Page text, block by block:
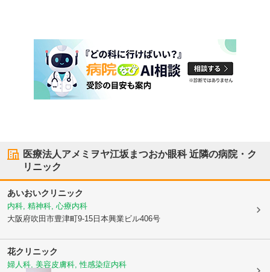
医療法人アメミヲヤ江坂まつおか眼科近隣の病院・ク
リニック
あいおいクリニック
内科, 精神科, 心療内科
大阪府吹田市豊津町9-15日本興業ビル406号
花クリニック
婦人科, 美容皮膚科, 性感染症内科